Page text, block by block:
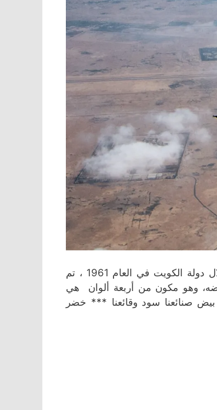
علم دولة الكويت الذي تم إعتماده بدلا من العلم القديم بعد إعلان إستقلال دولة الكويت في العام 1961 ، تم
وهو مكون من أربعة ألوان هي
بيض صنائعنا سود وقائعنا *** خضر